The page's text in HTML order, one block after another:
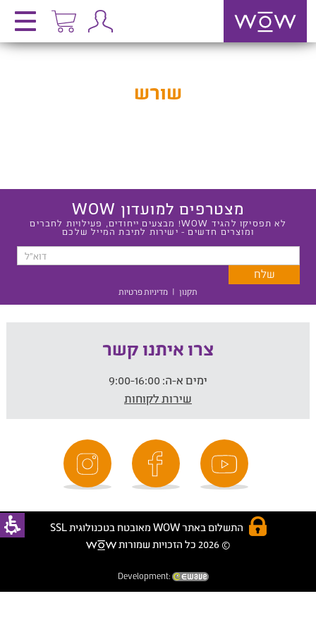
שורש
מצטרפים למועדון WOW
לא תפסיקו להגיד WOW! מבצעים ייחודים, פעילויות לחברים
ומוצרים חדשים - ישירות לתיבת המייל שלכם
תקנון | מדיניות פרטיות
צרו איתנו קשר
ימים א-ה:
שירות לקוחות
התשלום באתר WOW מאובטח בטכנולוגית SSL
© 2026 כל הזכויות שמורות
Development: